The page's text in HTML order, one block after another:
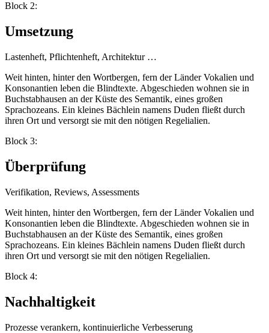
Block 2:
Umsetzung
Lastenheft, Pflichtenheft, Architektur …
Weit hinten, hinter den Wortbergen, fern der Länder Vokalien und
Konsonantien leben die Blindtexte. Abgeschieden wohnen sie in
Buchstabhausen an der Küste des Semantik, eines großen
Sprachozeans. Ein kleines Bächlein namens Duden fließt durch
ihren Ort und versorgt sie mit den nötigen Regelialien.
Block 3:
Überprüfung
Verifikation, Reviews, Assessments
Weit hinten, hinter den Wortbergen, fern der Länder Vokalien und
Konsonantien leben die Blindtexte. Abgeschieden wohnen sie in
Buchstabhausen an der Küste des Semantik, eines großen
Sprachozeans. Ein kleines Bächlein namens Duden fließt durch
ihren Ort und versorgt sie mit den nötigen Regelialien.
Block 4:
Nachhaltigkeit
Prozesse verankern, kontinuierliche Verbesserung